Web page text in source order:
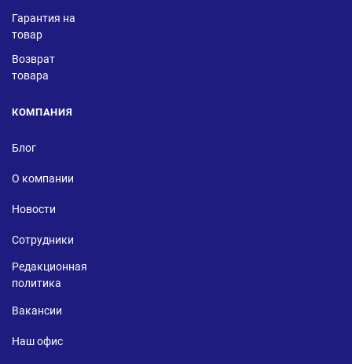
Гарантия на
товар
Возврат
товара
КОМПАНИЯ
Блог
О компании
Новости
Сотрудники
Редакционная
политика
Вакансии
Наш офис